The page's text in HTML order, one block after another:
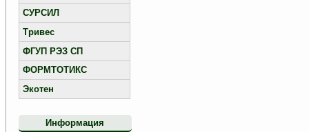
СУРСИЛ
Тривес
ФГУП РЭЗ СП
ФОРМТОТИКС
Экотен
Информация